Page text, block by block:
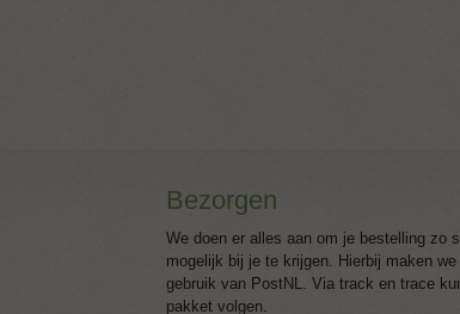
Bezorgen
We doen er alles aan om je bestelling zo
mogelijk bij je te krijgen. Hierbij maken we
gebruik van PostNL. Via track en trace
pakket volgen.